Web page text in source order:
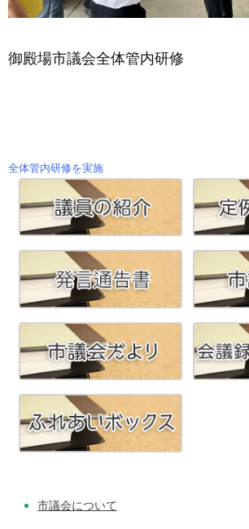
御殿場市議会全体管内研修
投
稿
ナ
ビ
ゲ
シ
ン
全体管内研修を実施
市議会について